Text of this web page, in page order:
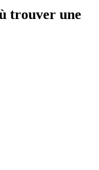
trouver une